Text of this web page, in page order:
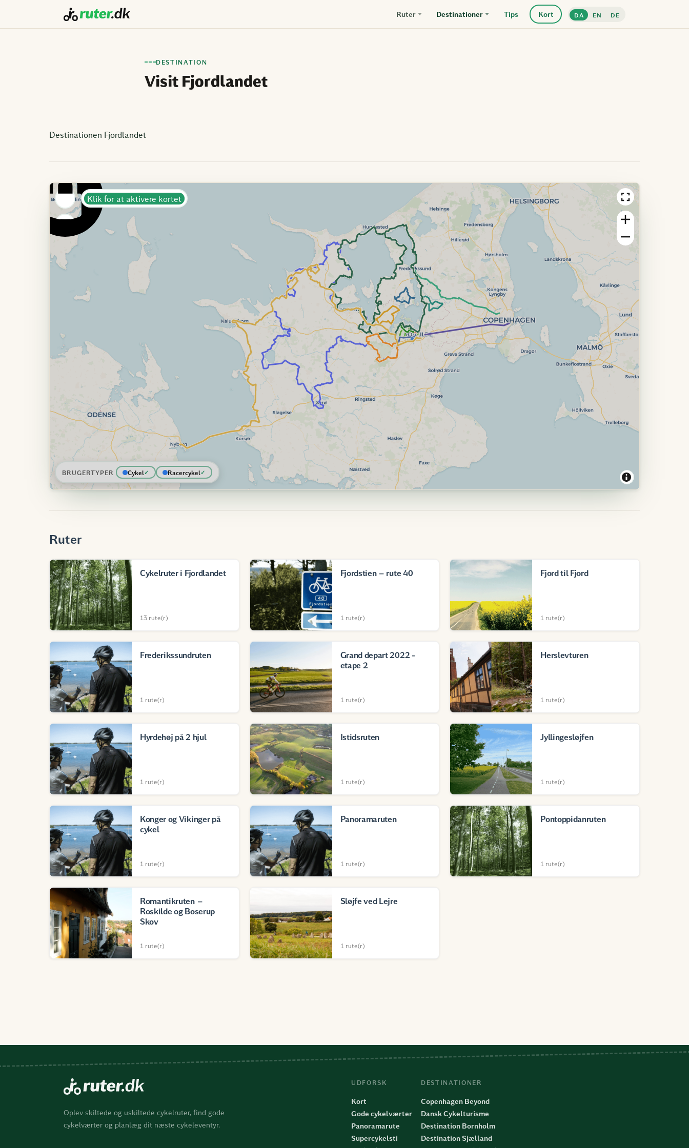
Ruter Destinationer Tips Kort DA EN DE
DESTINATION
Visit Fjordlandet
Destinationen Fjordlandet
BRUGERTYPER Cykel Racercykel
Klik for at aktivere kortet
Ruter
Cykelruter i Fjordlandet
13 rute(r)
Fjordstien – rute 40
1 rute(r)
Fjord til Fjord
1 rute(r)
Frederikssundruten
1 rute(r)
Grand depart 2022 -
etape 2
1 rute(r)
Herslevturen
1 rute(r)
Hyrdehøj på 2 hjul
1 rute(r)
Istidsruten
1 rute(r)
Jyllingesløjfen
1 rute(r)
Konger og Vikinger på
cykel
1 rute(r)
Panoramaruten
1 rute(r)
Pontoppidanruten
1 rute(r)
Romantikruten –
Roskilde og Boserup
Skov
1 rute(r)
Sløjfe ved Lejre
1 rute(r)
Oplev skiltede og uskiltede cykelruter, find gode
cykelværter og planlæg dit næste cykeleventyr.
UDFORSK
Kort
Gode cykelværter
Panoramarute
Supercykelsti
DESTINATIONER
Copenhagen Beyond
Dansk Cykelturisme
Destination Bornholm
Destination Sjælland